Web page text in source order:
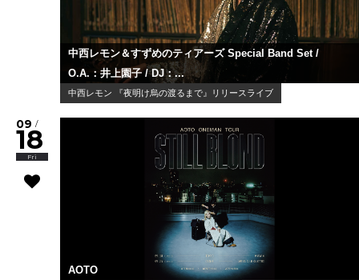
中西レモン＆すずめのティアーズ Special Band Set /
O.A.：井上園子 / DJ：...
中西レモン 『夜明け烏の渡るまで』リリースライブ
09 /
18
Fri
AOTO